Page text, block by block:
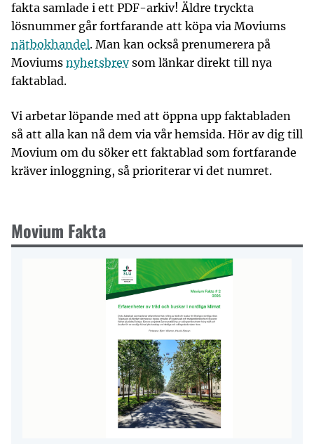
fakta samlade i ett PDF-arkiv! Äldre tryckta
lösnummer går fortfarande att köpa via Moviums
nätbokhandel. Man kan också prenumerera på
Moviums nyhetsbrevsom länkar direkt till nya
faktablad.
Vi arbetar löpande med att öppna upp faktabladen
så att alla kan nå dem via vår hemsida. Hör av dig till
Movium om du söker ett faktablad som fortfarande
kräver inloggning, så prioriterar vi det numret.
Movium Fakta